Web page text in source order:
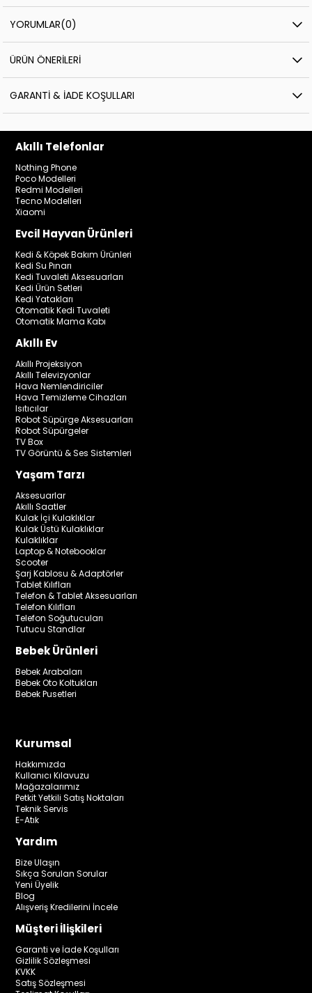
YORUMLAR(0)
ÜRÜN ÖNERILERI
GARANTI & İADE KOŞULLARI
Akıllı Telefonlar
Nothing Phone
Poco Modelleri
Redmi Modelleri
Tecno Modelleri
Xiaomi
Evcil Hayvan Ürünleri
Kedi & Köpek Bakım Ürünleri
Kedi Su Pınarı
Kedi Tuvaleti Aksesuarları
Kedi Ürün Setleri
Kedi Yatakları
Otomatik Kedi Tuvaleti
Otomatik Mama Kabı
Akıllı Ev
Akıllı Projeksiyon
Akıllı Televizyonlar
Hava Nemlendiriciler
Hava Temizleme Cihazları
Isıtıcılar
Robot Süpürge Aksesuarları
Robot Süpürgeler
TV Box
TV Görüntü & Ses Sistemleri
Yaşam Tarzı
Aksesuarlar
Akıllı Saatler
Kulak İçi Kulaklıklar
Kulak Üstü Kulaklıklar
Kulaklıklar
Laptop & Notebooklar
Scooter
Şarj Kablosu & Adaptörler
Tablet Kılıfları
Telefon & Tablet Aksesuarları
Telefon Kılıfları
Telefon Soğutucuları
Tutucu Standlar
Bebek Ürünleri
Bebek Arabaları
Bebek Oto Koltukları
Bebek Pusetleri
Kurumsal
Hakkımızda
Kullanıcı Kılavuzu
Mağazalarımız
Petkit Yetkili Satış Noktaları
Teknik Servis
E-Atık
Yardım
Bize Ulaşın
Sıkça Sorulan Sorular
Yeni Üyelik
Blog
Alışveriş Kredilerini İncele
Müşteri İlişkileri
Garanti ve İade Koşulları
Gizlilik Sözleşmesi
KVKK
Satış Sözleşmesi